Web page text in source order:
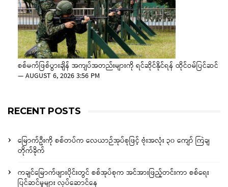
စစ်မက်ဖြစ်ပွားချိန် အကျပ်အတည်းများကို ရင်ဆိုင်နိုင်ရန် ထိုင်ဝမ်ပြင်ဆင်
—AUGUST 6, 2026 3:56 PM
RECENT POSTS
မြောက်ဦးကို စစ်တပ်က လေယာဉ်အုပ်စုဖြင့် ဗုံးအလုံး ၃၀ ကျော် ကြဲချ
တိုက်ခိုက်
ကချင်မြောက်ဖျားပိုင်းတွင် စစ်အုပ်စုက အင်အားဖြည့်တင်းကာ စစ်ရေး
ပြင်ဆင်မှုများ လုပ်ဆောင်နေ